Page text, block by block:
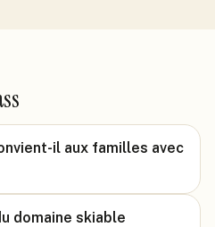
il aux familles avec
domaine skiable